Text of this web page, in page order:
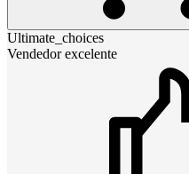
Ultimate_choices
Vendedor excelente